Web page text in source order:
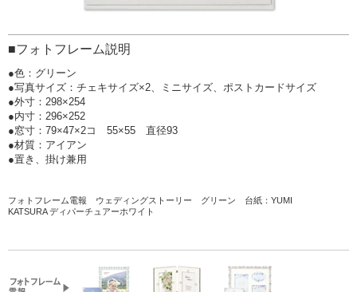
■フォトフレーム説明
●色：グリーン
●写真サイズ：チェキサイズ×2、ミニサイズ、ポストカードサイズ
●外寸：298×254
●内寸：296×252
●窓寸：79×47×2コ 55×55 直径93
●材質：アイアン
●置き、掛け兼用
フォトフレーム電報 ウェディングストーリー グリーン 台紙：YUMI
KATSURA ディパーチュアーホワイト